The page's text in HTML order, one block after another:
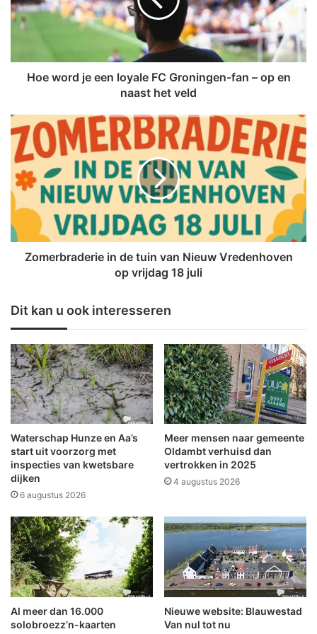
r
e
l
o
a
e
F
C
G
n
g
e
n
-
f
a
n
–
o
p
e
n
a
a
s
t
h
e
t
v
Hoe word je een loyale FC Groningen-fan – op en
naast het veld
o
m
e
b
a
d
i
n
d
e
t
u
i
n
v
a
n
N
i
u
w
V
r
e
d
e
n
Zomerbraderie in de tuin van Nieuw Vredenhoven
op vrijdag 18 juli
Dit kan u ook interesseren
Waterschap Hunze en Aa’s
start uit voorzorg met
inspecties van kwetsbare
dijken
6 augustus 2026
Meer mensen naar gemeente
Oldambt verhuisd dan
vertrokken in 2025
4 augustus 2026
Al meer dan 16.000
solobroezz’n-kaarten
Nieuwe website: Blauwestad
Van nul tot nu